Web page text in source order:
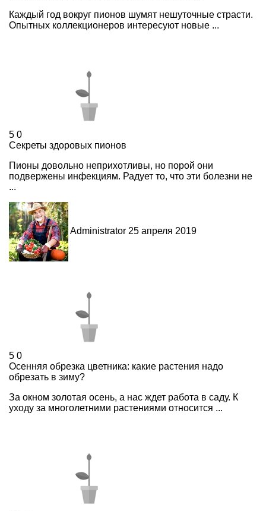
Каждый год вокруг пионов шумят нешуточные страсти.
Опытных коллекционеров интересуют новые ...
5 0
Секреты здоровых пионов
Пионы довольно неприхотливы, но порой они
подвержены инфекциям. Радует то, что эти болезни не
...
Administrator 25 апреля 2019
5 0
Осенняя обрезка цветника: какие растения надо
обрезать в зиму?
За окном золотая осень, а нас ждет работа в саду. К
уходу за многолетними растениями относится ...